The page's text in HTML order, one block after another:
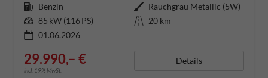
Kraftstoff Benzin Außenfarbe Rauchgrau Metallic (5W)
Leistung 85 kW (116 PS) Kilometerstand 20 km
01.06.2026
29.990,– €
incl. 19% MwSt.
Details